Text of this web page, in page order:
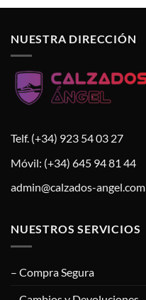
NUESTRA DIRECCIÓN
Telf. (+34) 923 54 03 27
Móvil: (+34) 645 94 81 44
admin@calzados-angel.com
NUESTROS SERVICIOS
– Compra Segura